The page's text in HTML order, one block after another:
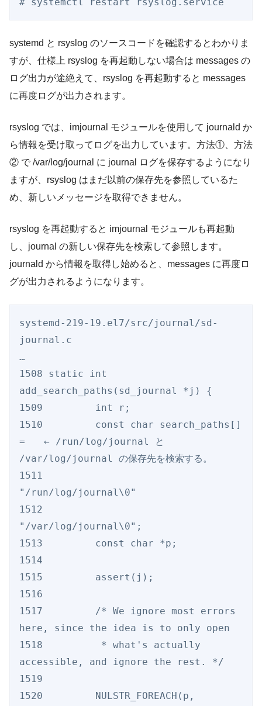
systemd と rsyslog のソースコードを確認するとわかりま
すが、仕様上 rsyslog を再起動しない場合は messages の
ログ出力が途絶えて、rsyslog を再起動すると messages
に再度ログが出力されます。
rsyslog では、imjournal モジュールを使用して journald か
ら情報を受け取ってログを出力しています。方法①、方法
② で /var/log/journal に journal ログを保存するようになり
ますが、rsyslog はまだ以前の保存先を参照しているた
め、新しいメッセージを取得できません。
rsyslog を再起動すると imjournal モジュールも再起動
し、journal の新しい保存先を検索して参照します。
journald から情報を取得し始めると、messages に再度ロ
グが出力されるようになります。
systemd-219-19.el7/src/journal/sd-
journal.c
…
1508 static int
add_search_paths(sd_journal *j) {
1509         int r;
1510         const char search_paths[]
=　　← /run/log/journal と
/var/log/journal の保存先を検索する。
1511
"/run/log/journal\0"
1512
"/var/log/journal\0";
1513         const char *p;
1514
1515         assert(j);
1516
1517         /* We ignore most errors
here, since the idea is to only open
1518          * what's actually
accessible, and ignore the rest. */
1519
1520         NULSTR_FOREACH(p,